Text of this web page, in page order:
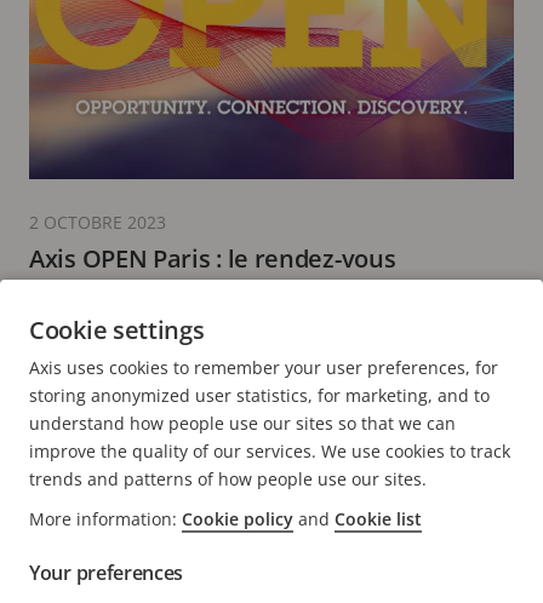
Axis OPEN Paris : le rendez-vous
de la sécurité
4 minutes de lecture
2 OCTOBRE 2023
EN SAVOIR PLUS
Cookie settings
Axis uses cookies to remember your user preferences, for
storing anonymized user statistics, for marketing, and to
understand how people use our sites so that we can
improve the quality of our services. We use cookies to track
trends and patterns of how people use our sites.
More information: Cookie policy and Cookie list
Your preferences